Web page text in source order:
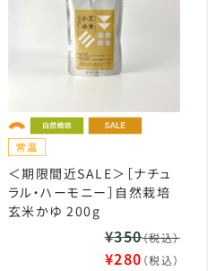
＜期限間近SALE＞［ナチュ
ラル・ハーモニー］自然栽培
玄米かゆ 200g
¥350（税込）
¥280 （税込）